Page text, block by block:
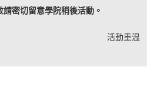
密切留意學院稍後活動。
活動重温